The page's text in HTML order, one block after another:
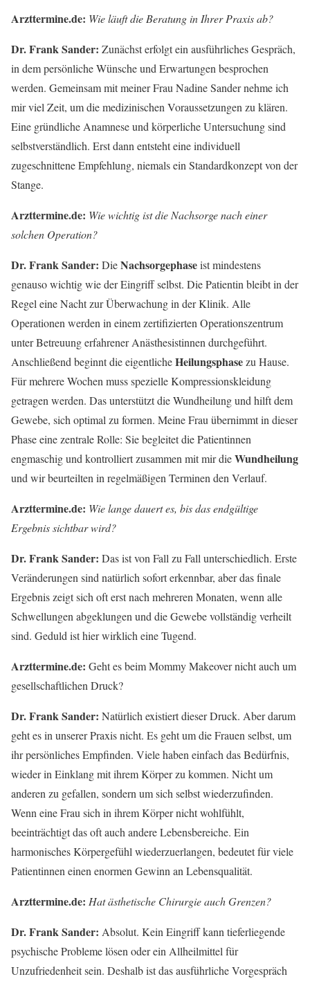
Arzttermine.de: Wie läuft die Beratung in Ihrer Praxis ab?
Dr. Frank Sander: Zunächst erfolgt ein ausführliches Gespräch,
in dem persönliche Wünsche und Erwartungen besprochen
werden. Gemeinsam mit meiner Frau Nadine Sander nehme ich
mir viel Zeit, um die medizinischen Voraussetzungen zu klären.
Eine gründliche Anamnese und körperliche Untersuchung sind
selbstverständlich. Erst dann entsteht eine individuell
zugeschnittene Empfehlung, niemals ein Standardkonzept von der
Stange.
Arzttermine.de: Wie wichtig ist die Nachsorge nach einer
solchen Operation?
Dr. Frank Sander: DieNachsorgephaseist mindestens
genauso wichtig wie der Eingriff selbst. Die Patientin bleibt in der
Regel eine Nacht zur Überwachung in der Klinik. Alle
Operationen werden in einem zertifizierten Operationszentrum
unter Betreuung erfahrener Anästhesistinnen durchgeführt.
Anschließend beginnt die eigentlicheHeilungsphasezu Hause.
Für mehrere Wochen muss spezielle Kompressionskleidung
getragen werden. Das unterstützt die Wundheilung und hilft dem
Gewebe, sich optimal zu formen. Meine Frau übernimmt in dieser
Phase eine zentrale Rolle: Sie begleitet die Patientinnen
engmaschig und kontrolliert zusammen mit mir dieWundheilung
und wir beurteilten in regelmäßigen Terminen den Verlauf.
Arzttermine.de: Wie lange dauert es, bis das endgültige
Ergebnis sichtbar wird?
Dr. Frank Sander: Das ist von Fall zu Fall unterschiedlich. Erste
Veränderungen sind natürlich sofort erkennbar, aber das finale
Ergebnis zeigt sich oft erst nach mehreren Monaten, wenn alle
Schwellungen abgeklungen und die Gewebe vollständig verheilt
sind. Geduld ist hier wirklich eine Tugend.
Arzttermine.de: Geht es beim Mommy Makeover nicht auch um
gesellschaftlichen Druck?
Dr. Frank Sander: Natürlich existiert dieser Druck. Aber darum
geht es in unserer Praxis nicht. Es geht um die Frauen selbst, um
ihr persönliches Empfinden. Viele haben einfach das Bedürfnis,
wieder in Einklang mit ihrem Körper zu kommen. Nicht um
anderen zu gefallen, sondern um sich selbst wiederzufinden.
Wenn eine Frau sich in ihrem Körper nicht wohlfühlt,
beeinträchtigt das oft auch andere Lebensbereiche. Ein
harmonisches Körpergefühl wiederzuerlangen, bedeutet für viele
Patientinnen einen enormen Gewinn an Lebensqualität.
Arzttermine.de: Hat ästhetische Chirurgie auch Grenzen?
Dr. Frank Sander: Absolut. Kein Eingriff kann tieferliegende
psychische Probleme lösen oder ein Allheilmittel für
Unzufriedenheit sein. Deshalb ist das ausführliche Vorgespräch